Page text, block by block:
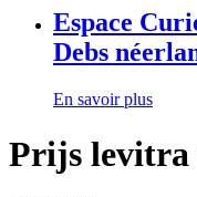
Espace
Debs
En savoir plus
Prijs levitra